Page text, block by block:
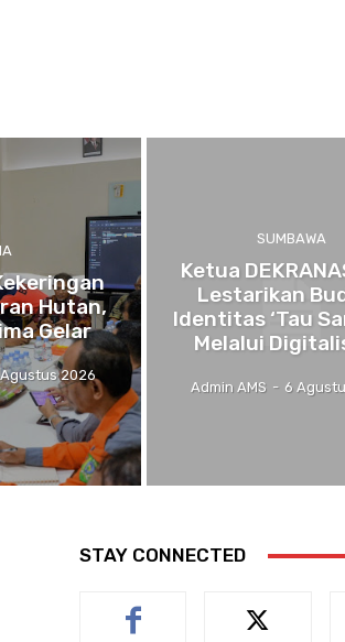
Hutan,
Gelar
2026
SUMBAWA
Ketua
Lestarikan
Identitas ‘Tau
Melalui
Admin AMS - 6
STAY CONNECTED